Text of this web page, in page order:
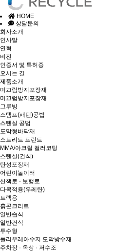
HOME
상담문의
회사소개
인사말
연혁
비전
인증서 및 특허증
오시는 길
제품소개
미끄럼방지포장재
미끄럼방지포장재
그루빙
스탬프(패턴)공법
스텐실 공법
도막형바닥재
스트리트 프린트
MMA/아크릴 컬러코팅
스텐실(건식)
탄성포장재
어린이놀이터
산책로 · 보행로
다목적용(우레탄)
트랙용
흙콘크리트
일반습식
일반건식
투수형
폴리우레아수지 도막방수재
주차장 · 옥상 · 저수조